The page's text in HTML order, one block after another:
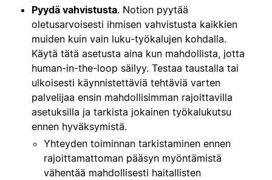
Pyydä vahvistusta. Notion pyytää
oletusarvoisesti ihmisen vahvistusta kaikkien
muiden kuin vain luku-työkalujen kohdalla.
Käytä tätä asetusta aina kun mahdollista, jotta
human-in-the-loop säilyy. Testaa taustalla tai
ulkoisesti käynnistettäviä tehtäviä varten
palvelijaa ensin mahdollisimman rajoittavilla
asetuksilla ja tarkista jokainen työkalukutsu
ennen hyväksymistä.
Yhteyden toiminnan tarkistaminen ennen
rajoittamattoman pääsyn myöntämistä
vähentää mahdollisesti haitallisten